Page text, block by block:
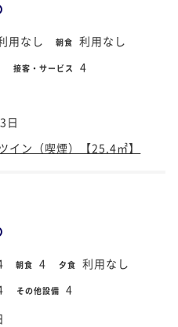
用なし 朝食 利用なし
接客・サービス 4
日
イン（喫煙）【25.4㎡】
朝食 4 夕食 利用なし
その他設備 4